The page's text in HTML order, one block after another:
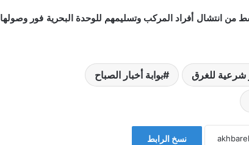
من انتشال أفراد المركب وتسليمهم للوحدة البحرية فور وصولها
للغرق بوابة أخبار الصباح
نسخ الرابط